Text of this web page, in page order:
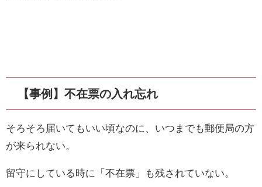
【事例】不在票の入れ忘れ
そろそろ届いてもいい頃なのに、いつまでも郵便局の方
が来られない。
留守にしている時に「不在票」も残されていない。